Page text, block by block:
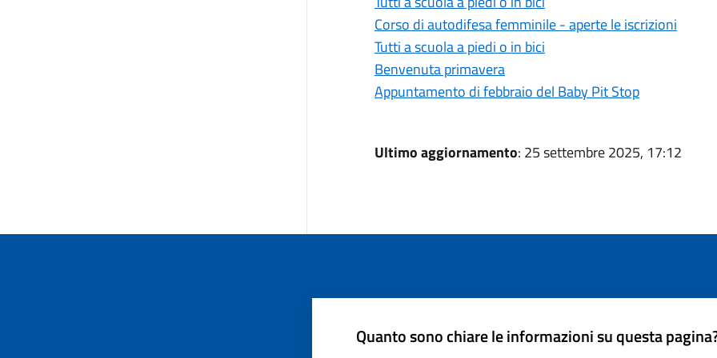
Corso di autodifesa femminile - aperte le iscrizioni
Tutti a scuola a piedi o in bici
Benvenuta primavera
Appuntamento di febbraio del Baby Pit Stop
Ultimo aggiornamento: 25 settembre 2025, 17:12
Quanto sono chiare le informazioni su questa